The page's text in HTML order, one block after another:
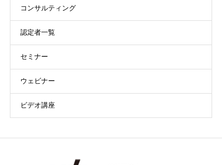
コンサルティング
認定者一覧
セミナー
ウェビナー
ビデオ講座